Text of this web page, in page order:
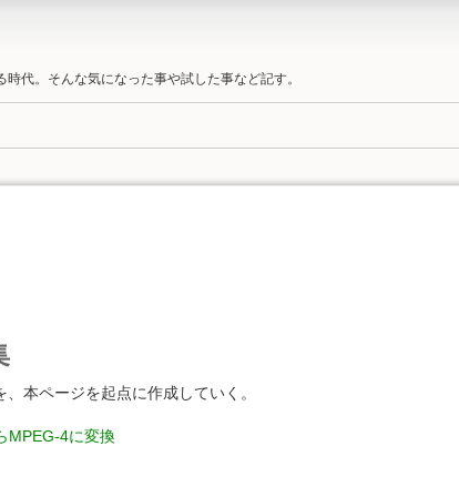
代。そんな気になった事や試した事など記す。
、本ページを起点に作成していく。
MPEG-4に変換